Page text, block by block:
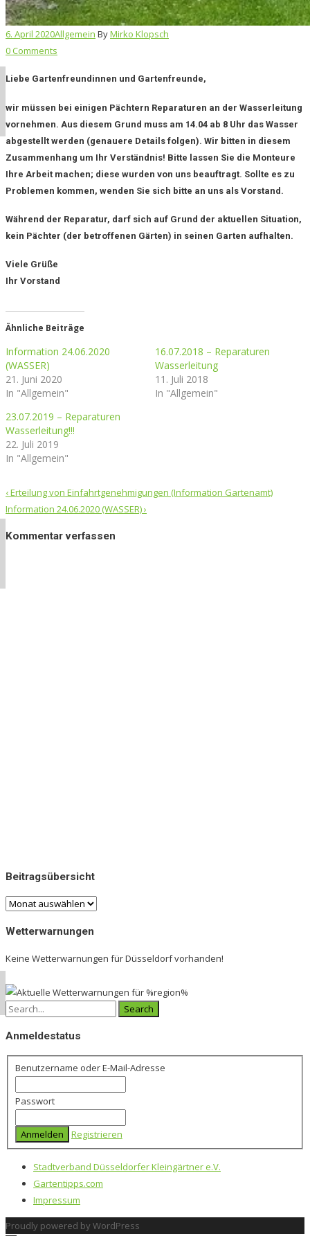
6. April 2020Allgemein ByMirko Klopsch
0 Comments
Liebe Gartenfreundinnen und Gartenfreunde,
wir müssen bei einigen Pächtern Reparaturen an der Wasserleitung
vornehmen. Aus diesem Grund muss am 14.04 ab 8 Uhr das Wasser
abgestellt werden (genauere Details folgen). Wir bitten in diesem
Zusammenhang um Ihr Verständnis! Bitte lassen Sie die Monteure
Ihre Arbeit machen; diese wurden von uns beauftragt. Sollte es zu
Problemen kommen, wenden Sie sich bitte an uns als Vorstand.
Während der Reparatur, darf sich auf Grund der aktuellen Situation,
kein Pächter (der betroffenen Gärten) in seinen Garten aufhalten.
Viele Grüße
Ihr Vorstand
Ähnliche Beiträge
Information 24.06.2020
(WASSER)
21. Juni 2020
In "Allgemein"
16.07.2018 – Reparaturen
Wasserleitung
11. Juli 2018
In "Allgemein"
23.07.2019 – Reparaturen
Wasserleitung!!!
22. Juli 2019
In "Allgemein"
Post
navigation
‹Erteilung von Einfahrtgenehmigungen (Information Gartenamt)
Information 24.06.2020 (WASSER)›
Kommentar verfassen
Beitragsübersicht
Beitragsübersicht
Wetterwarnungen
Keine Wetterwarnungen für Düsseldorf vorhanden!
Search
Anmeldestatus
Benutzername oder E-Mail-Adresse
Passwort
Registrieren
Stadtverband Düsseldorfer Kleingärtner e.V.
Gartentipps.com
Impressum
Proudly powered by WordPress